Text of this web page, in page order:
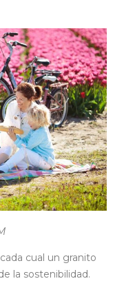
cual un granito
la sostenibilidad.